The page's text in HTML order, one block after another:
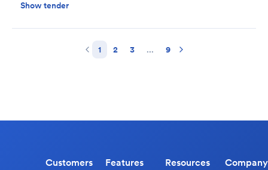
Show tender
1 2 3 ... 9
Customers Features Resources Company